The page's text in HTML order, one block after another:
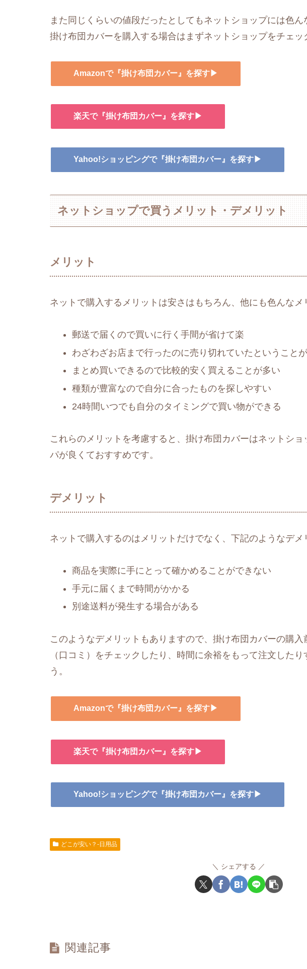
また同じくらいの値段だったとしてもネットショップには色ん
掛け布団カバーを購入する場合はまずネットショップをチェッ
Amazonで『掛け布団カバー』を探す▶
楽天で『掛け布団カバー』を探す▶
Yahoo!ショッピングで『掛け布団カバー』を探す▶
ネットショップで買うメリット・デメリット
メリット
ネットで購入するメリットは安さはもちろん、他にも色んなメ
郵送で届くので買いに行く手間が省けて楽
わざわざお店まで行ったのに売り切れていたということ
まとめ買いできるので比較的安く買えることが多い
種類が豊富なので自分に合ったものを探しやすい
24時間いつでも自分のタイミングで買い物ができる
これらのメリットを考慮すると、掛け布団カバーはネットシ
パが良くておすすめです。
デメリット
ネットで購入するのはメリットだけでなく、下記のようなデメ
商品を実際に手にとって確かめることができない
手元に届くまで時間がかかる
別途送料が発生する場合がある
このようなデメリットもありますので、掛け布団カバーの購
（口コミ）をチェックしたり、時間に余裕をもって注文した
う。
Amazonで『掛け布団カバー』を探す▶
楽天で『掛け布団カバー』を探す▶
Yahoo!ショッピングで『掛け布団カバー』を探す▶
どこが安い？-日用品
シェアする
関連記事